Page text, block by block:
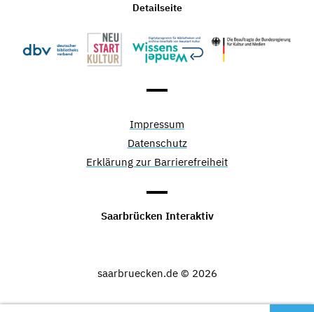
Detailseite
Impressum
Datenschutz
Erklärung zur Barrierefreiheit
Saarbrücken Interaktiv
saarbruecken.de © 2026